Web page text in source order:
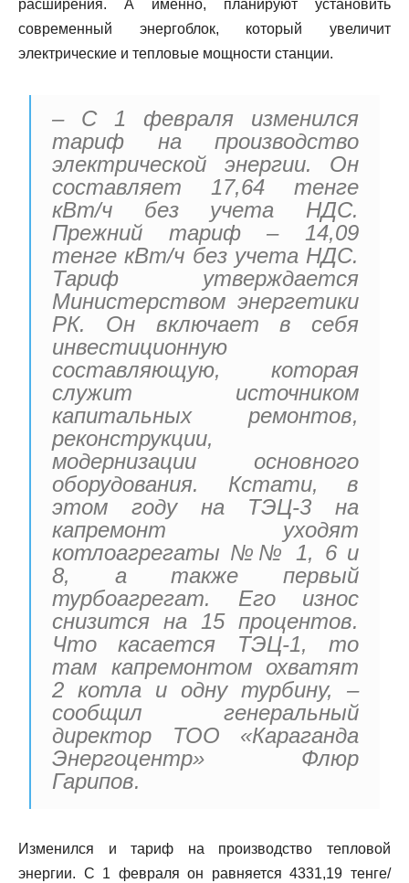
расширения. А именно, планируют установить
современный энергоблок, который увеличит
электрические и тепловые мощности станции.
– С 1 февраля изменился
тариф на производство
электрической энергии.
Он
составляет 17,64 тенге
кВт/ч без учета НДС.
Прежний тариф – 14,09
тенге кВт/ч без учета НДС.
Тариф утверждается
Министерством энергетики
РК. Он включает в себя
инвестиционную
составляющую, которая
служит источником
капитальных ремонтов,
реконструкции,
модернизации основного
оборудования. Кстати, в
этом году на ТЭЦ-3 на
капремонт уходят
котлоагрегаты №№ 1, 6 и
8, а также первый
турбоагрегат. Его износ
снизится на 15 процентов.
Что касается ТЭЦ-1, то
там капремонтом охватят
2 котла и одну турбину, –
сообщил генеральный
директор ТОО «Караганда
Энергоцентр» Флюр
Гарипов.
Изменился и тариф на производство тепловой
энергии. С 1 февраля он равняется 4331,19 тенге/